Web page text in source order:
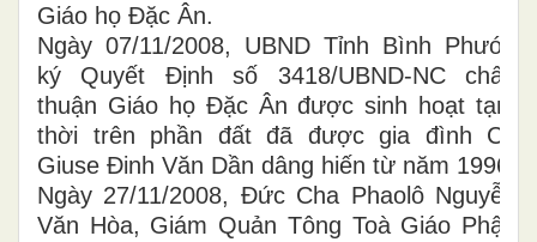
Giáo họ Đặc Ân.
Ngày 07/11/2008, UBND Tỉnh Bình Phước
ký Quyết Định số 3418/UBND-NC chấp
thuận Giáo họ Đặc Ân được sinh hoạt tạm
thời trên phần đất đã được gia đình Cụ
Giuse Đinh Văn Dần dâng hiến từ năm 1996.
Ngày 27/11/2008, Đức Cha Phaolô Nguyễn
Văn Hòa, Giám Quản Tông Toà Giáo Phận